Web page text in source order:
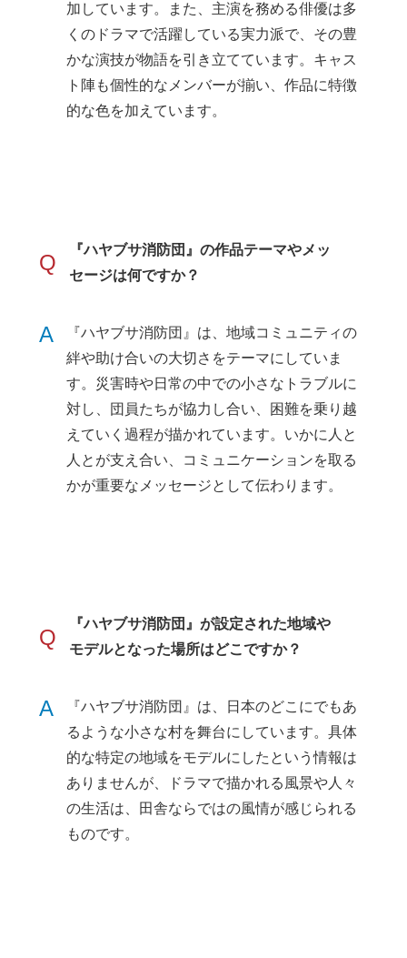
加しています。また、主演を務める俳優は多
くのドラマで活躍している実力派で、その豊
かな演技が物語を引き立てています。キャス
ト陣も個性的なメンバーが揃い、作品に特徴
的な色を加えています。
Q
『ハヤブサ消防団』の作品テーマやメッ
セージは何ですか？
A
『ハヤブサ消防団』は、地域コミュニティの
絆や助け合いの大切さをテーマにしていま
す。災害時や日常の中での小さなトラブルに
対し、団員たちが協力し合い、困難を乗り越
えていく過程が描かれています。いかに人と
人とが支え合い、コミュニケーションを取る
かが重要なメッセージとして伝わります。
Q
『ハヤブサ消防団』が設定された地域や
モデルとなった場所はどこですか？
A
『ハヤブサ消防団』は、日本のどこにでもあ
るような小さな村を舞台にしています。具体
的な特定の地域をモデルにしたという情報は
ありませんが、ドラマで描かれる風景や人々
の生活は、田舎ならではの風情が感じられる
ものです。